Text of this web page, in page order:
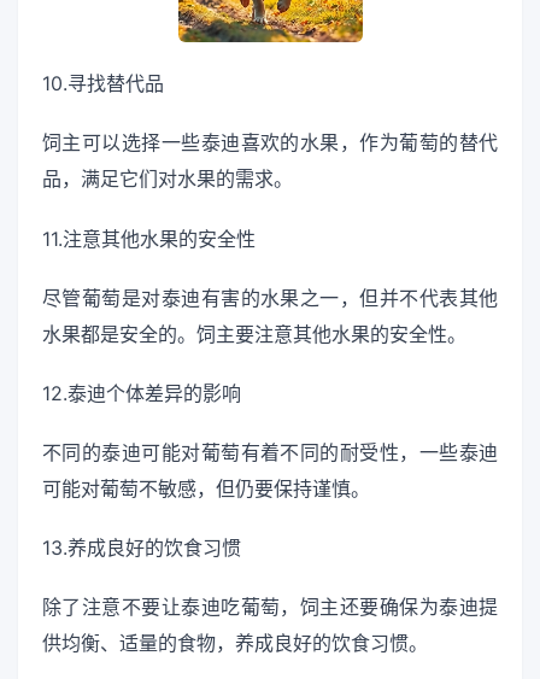
10.寻找替代品
饲主可以选择一些泰迪喜欢的水果，作为葡萄的替代
品，满足它们对水果的需求。
11.注意其他水果的安全性
尽管葡萄是对泰迪有害的水果之一，但并不代表其他
水果都是安全的。饲主要注意其他水果的安全性。
12.泰迪个体差异的影响
不同的泰迪可能对葡萄有着不同的耐受性，一些泰迪
可能对葡萄不敏感，但仍要保持谨慎。
13.养成良好的饮食习惯
除了注意不要让泰迪吃葡萄，饲主还要确保为泰迪提
供均衡、适量的食物，养成良好的饮食习惯。